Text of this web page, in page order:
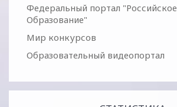
Федеральный портал "Российское
Образование"
Мир конкурсов
Образовательный видеопортал